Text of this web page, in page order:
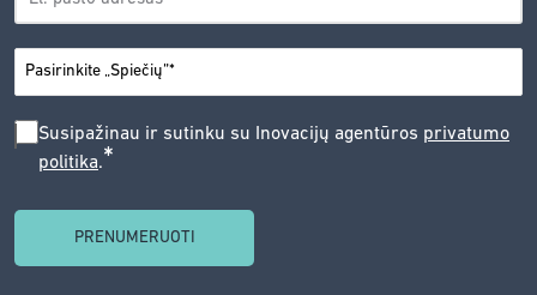
PAŠTAS*
MIESTAS*
SUSIPAŽINAU
SUTINKU
Susipažinau ir sutinku su Inovacijų agentūros privatumo
politika.*